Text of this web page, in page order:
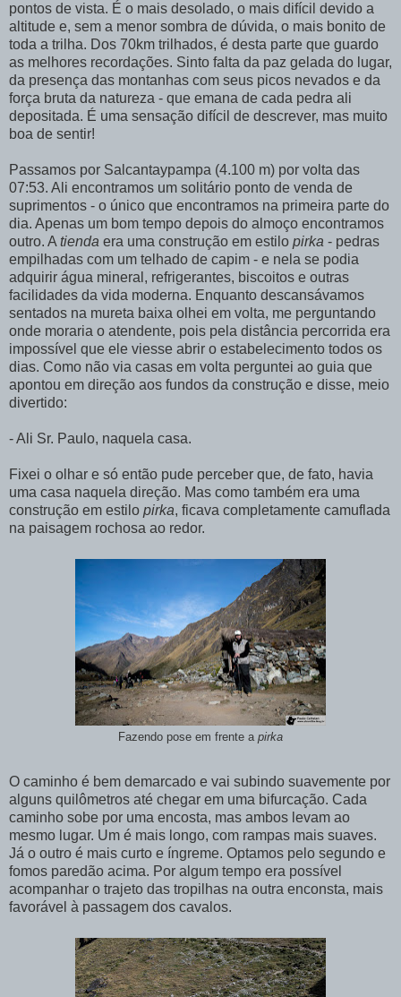
pontos de vista. É o mais desolado, o mais difícil devido a
altitude e, sem a menor sombra de dúvida, o mais bonito de
toda a trilha. Dos 70km trilhados, é desta parte que guardo
as melhores recordações. Sinto falta da paz gelada do lugar,
da presença das montanhas com seus picos nevados e da
força bruta da natureza - que emana de cada pedra ali
depositada. É uma sensação difícil de descrever, mas muito
boa de sentir!
Passamos por Salcantaypampa (4.100 m) por volta das
07:53. Ali encontramos um solitário ponto de venda de
suprimentos - o único que encontramos na primeira parte do
dia. Apenas um bom tempo depois do almoço encontramos
outro. A tienda era uma construção em estilo pirka - pedras
empilhadas com um telhado de capim - e nela se podia
adquirir água mineral, refrigerantes, biscoitos e outras
facilidades da vida moderna. Enquanto descansávamos
sentados na mureta baixa olhei em volta, me perguntando
onde moraria o atendente, pois pela distância percorrida era
impossível que ele viesse abrir o estabelecimento todos os
dias. Como não via casas em volta perguntei ao guia que
apontou em direção aos fundos da construção e disse, meio
divertido:
- Ali Sr. Paulo, naquela casa.
Fixei o olhar e só então pude perceber que, de fato, havia
uma casa naquela direção. Mas como também era uma
construção em estilo pirka, ficava completamente camuflada
na paisagem rochosa ao redor.
Fazendo pose em frente a pirka
O caminho é bem demarcado e vai subindo suavemente por
alguns quilômetros até chegar em uma bifurcação. Cada
caminho sobe por uma encosta, mas ambos levam ao
mesmo lugar. Um é mais longo, com rampas mais suaves.
Já o outro é mais curto e íngreme. Optamos pelo segundo e
fomos paredão acima. Por algum tempo era possível
acompanhar o trajeto das tropilhas na outra enconsta, mais
favorável à passagem dos cavalos.